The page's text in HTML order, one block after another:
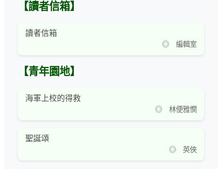
【讀者信箱】
讀者信箱
◎ 編輯室
【青年園地】
海軍上校的得救
◎ 林便雅憫
聖誕頌
◎ 英俠